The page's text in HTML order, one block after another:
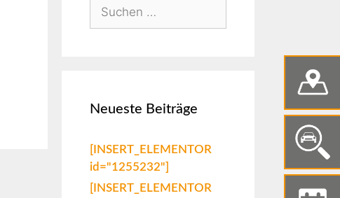
Neueste Beiträge
[INSERT_ELEMENTOR
id="1255232"]
[INSERT_ELEMENTOR